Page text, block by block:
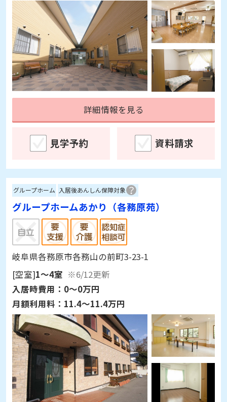
詳細情報を見る
見学予約 資料請求
グループホーム 入居後あんしん保障対象
グループホームあかり（各務原苑）
岐阜県各務原市各務山の前町3-23-1
[空室]1～4室 ※6/12更新
入居時費用： 0～0万円
月額利用料： 11.4～11.4万円